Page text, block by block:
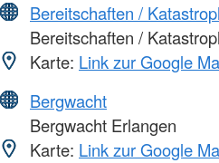
Bereitschaften /
Bereitschaften /
Karte: Link zur Google
Bergwacht
Bergwacht Erlangen
Karte: Link zur Google